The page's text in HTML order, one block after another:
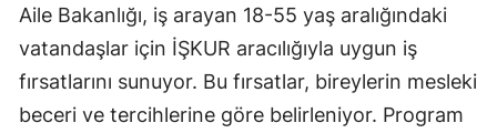
Kütahya
Malatya
Manisa
Aile Bakanlığı, iş arayan 18-55 yaş aralığındaki
vatandaşlar için İŞKUR aracılığıyla uygun iş
fırsatlarını sunuyor. Bu fırsatlar, bireylerin mesleki
beceri ve tercihlerine göre belirleniyor. Program